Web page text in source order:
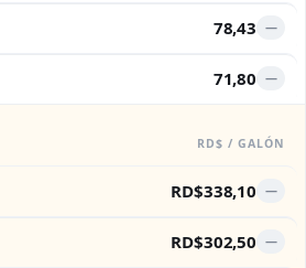
78,43 —
71,80 —
RD$ / GALÓN
RD$338,10 —
RD$302,50 —